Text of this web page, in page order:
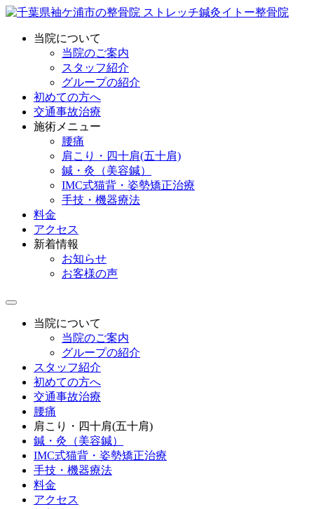
当院について
当院のご案内
スタッフ紹介
グループの紹介
初めての方へ
交通事故治療
施術メニュー
腰痛
肩こり・四十肩(五十肩)
鍼・灸（美容鍼）
IMC式猫背・姿勢矯正治療
手技・機器療法
料金
アクセス
新着情報
お知らせ
お客様の声
当院について
当院のご案内
グループの紹介
スタッフ紹介
初めての方へ
交通事故治療
腰痛
肩こり・四十肩(五十肩)
鍼・灸（美容鍼）
IMC式猫背・姿勢矯正治療
手技・機器療法
料金
アクセス